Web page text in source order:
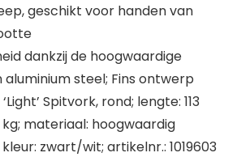
geschikt voor handen van
dankzij de hoogwaardige
steel; Fins ontwerp
Spitvork, rond; lengte: 113
kg; materiaal: hoogwaardig
zwart/wit; artikelnr.: 1019603